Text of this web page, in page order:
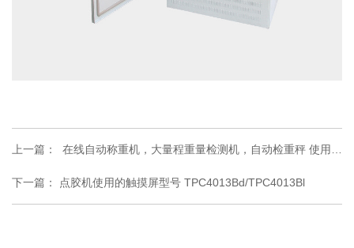
上一篇：
在线自动称重机，大量程重量检测机，自动检重秤 使用的
下一篇：
点胶机使用的触摸屏型号 TPC4013Bd/TPC4013Bl